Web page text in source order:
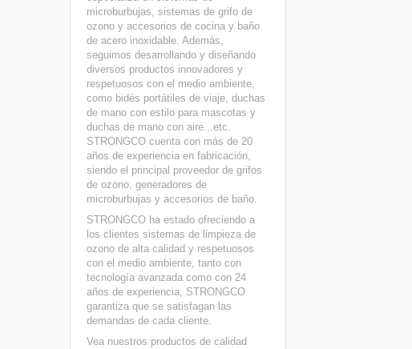
microburbujas, sistemas de grifo de
ozono y accesorios de cocina y baño
de acero inoxidable. Además,
seguimos desarrollando y diseñando
diversos productos innovadores y
respetuosos con el medio ambiente,
como bidés portátiles de viaje, duchas
de mano con estilo para mascotas y
duchas de mano con aire...etc.
STRONGCO cuenta con más de 20
años de experiencia en fabricación,
siendo el principal proveedor de grifos
de ozono, generadores de
microburbujas y accesorios de baño.
STRONGCO ha estado ofreciendo a
los clientes sistemas de limpieza de
ozono de alta calidad y respetuosos
con el medio ambiente, tanto con
tecnología avanzada como con 24
años de experiencia, STRONGCO
garantiza que se satisfagan las
demandas de cada cliente.
Vea nuestros productos de calidad